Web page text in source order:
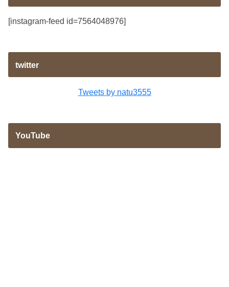
[instagram-feed id=7564048976]
twitter
Tweets by natu3555
YouTube